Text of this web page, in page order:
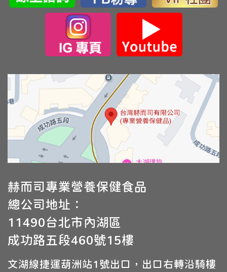
赫而司專業營養保健食品
總公司地址：
11490台北市內湖區
成功路五段460號15樓
文湖線捷運葫洲站1號出口，出口右轉沿騎樓